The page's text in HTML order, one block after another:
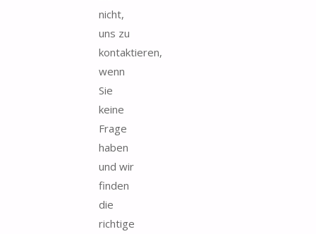
nicht,
uns zu
kontaktieren,
wenn
Sie
keine
Frage
haben
und wir
finden
die
richtige